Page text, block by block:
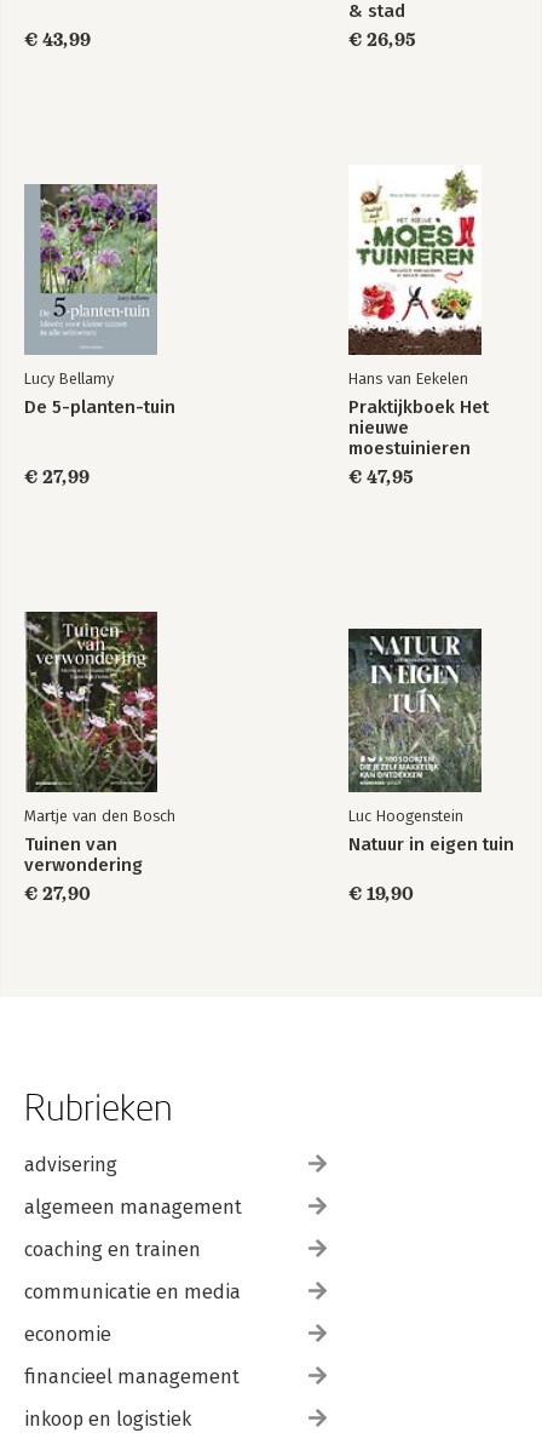
€ 43,99
& stad
€ 26,95
Lucy Bellamy
De 5-planten-tuin
€ 27,99
Hans van Eekelen
Praktijkboek Het
nieuwe
moestuinieren
€ 47,95
Martje van den Bosch
Tuinen van
verwondering
€ 27,90
Luc Hoogenstein
Natuur in eigen tuin
€ 19,90
Rubrieken
advisering
algemeen management
coaching en trainen
communicatie en media
economie
financieel management
inkoop en logistiek